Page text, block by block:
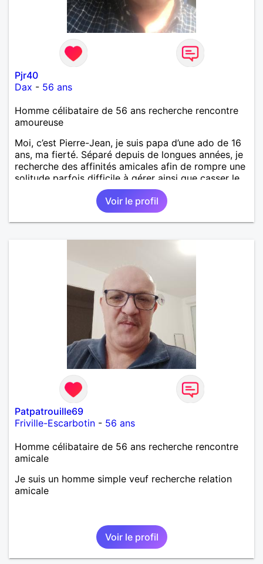
Pjr40
Dax - 56 ans
Homme célibataire de 56 ans recherche rencontre
amoureuse
Moi, c’est Pierre-Jean, je suis papa d’une ado de 16
ans, ma fierté. Séparé depuis de longues années, je
recherche des affinités amicales afin de rompre une
solitude parfois difficile à gérer ainsi que casser le
vague à l’âme. L’amitié reste extrêmement
importante à mes yeux mais peut se décliner en des
sentiments plus puissants. « Le temps fera son
œuvre » disait Arthur Schopenhauer, philosophe
avec très peu de défauts. Je suis altruiste,
bienveillant, empathique, attentionné, honnête,
respectueux, doux de caractère et compréhensif : je
laisse « glisser » beaucoup de choses. Mais ne vous
m’éprenez pas Mesdames, si une personne que
j’aime me trahit une fois, il n’y aura pas de seconde
chance et je l’effacerai à « vitam eternam ».
Néanmoins, je suis un tout petit peu maniaque ainsi
qu’impatient. J’essaye de faire des efforts. Rien de
bien dramatique ! Du moins je le pense……Je suis un
homme facile à vivre. À vous si vous le souhaitez,
d’apprendre à me connaître davantage. J’en serai
ravi….A très bientôt je l’espère.
Voir le profil
Patpatrouille69
Friville-Escarbotin - 56 ans
Homme célibataire de 56 ans recherche rencontre
amicale
Je suis un homme simple veuf recherche relation
amicale
Voir le profil